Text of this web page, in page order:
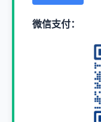
微信支付：